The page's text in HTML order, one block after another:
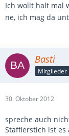
Ich wollt halt mal
ne, ich mag da
Basti
30. Oktober 2012
spreche auch
Staffierstich ist